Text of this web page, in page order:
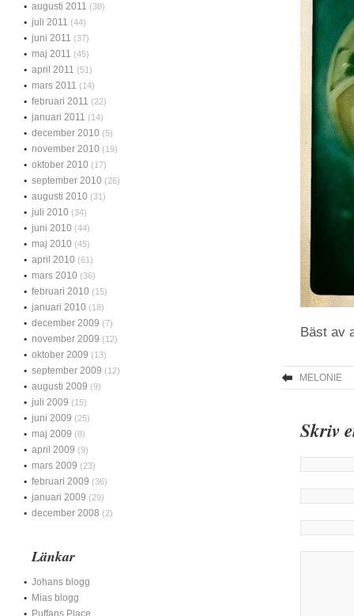
Bäst av
MELONIE
Skriv
augusti 2011 (38)
juli 2011 (44)
juni 2011 (37)
maj 2011 (45)
april 2011 (51)
mars 2011 (14)
februari 2011 (22)
januari 2011 (14)
december 2010 (5)
november 2010 (19)
oktober 2010 (17)
september 2010 (26)
augusti 2010 (31)
juli 2010 (34)
juni 2010 (44)
maj 2010 (45)
april 2010 (61)
mars 2010 (36)
februari 2010 (15)
januari 2010 (18)
december 2009 (7)
november 2009 (12)
oktober 2009 (13)
september 2009 (12)
augusti 2009 (9)
juli 2009 (15)
juni 2009 (25)
maj 2009 (8)
april 2009 (9)
mars 2009 (23)
februari 2009 (36)
januari 2009 (29)
december 2008 (2)
Länkar
Johans blogg
Mias blogg
Puffans Place